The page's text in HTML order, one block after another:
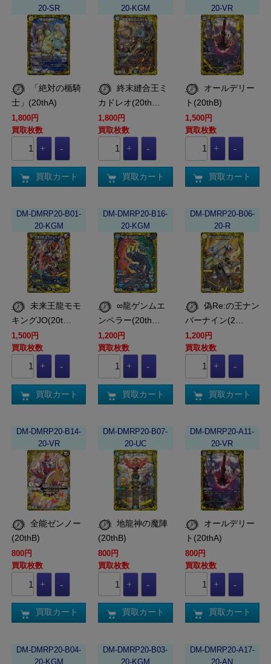
20-SR
士」(20thA)
1,800円
買取枚数
買取カート
20-KGM
終末縫合王ミ
カドレオ(20th…
1,800円
買取枚数
買取カート
20-VR
ト(20thB)
1,500円
買取枚数
買取カート
DM-DMRP20-B01-
20-KGM
キングJO(20t…
1,500円
買取枚数
買取カート
DM-DMRP20-B16-
20-KGM
∞龍ゲンムエ
ンペラー(20th…
1,200円
買取枚数
買取カート
DM-DMRP20-B06-
20-R
バーナイン(2…
1,200円
買取枚数
買取カート
DM-DMRP20-B14-
20-VR
(20thB)
800円
買取枚数
買取カート
DM-DMRP20-B07-
20-UC
地龍神の魔陣
(20thB)
800円
買取枚数
買取カート
DM-DMRP20-A11-
20-VR
ト(20thA)
800円
買取枚数
買取カート
DM-DMRP20-B04-
20-KGM
DM-DMRP20-B03-
20-KGM
DM-DMRP20-A17-
20-AN